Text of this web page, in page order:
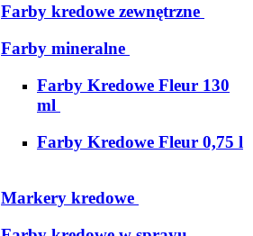
Farby kredowe zewnętrzne
Farby mineralne
Farby Kredowe Fleur 130
ml
Farby Kredowe Fleur 0,75 l
Markery kredowe